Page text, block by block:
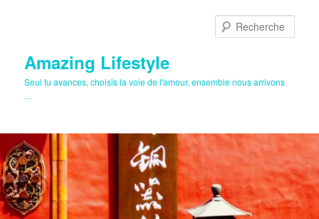
Amazing Lifestyle
Seul tu avances, choisis la voie de l'amour, ensemble nous arrivons
…